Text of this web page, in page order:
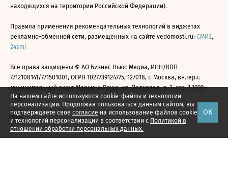
На нашем сайте используются cookie-файлы и технологии
персонализации. Продолжая пользоваться данным сайтом, вы
подтверждаете свое согласие на использование файлов cookie
и технологий персонализации в соответствии с Политикой в
отношении обработки персональных данных.
ОК
находящихся на территории Российской Федерации).
Правила применения рекомендательных технологий в виджетах
рекламно-обменной сети, размещенных на сайте vedomosti.ru: СМИ2,
24smi
Все права защищены © АО Бизнес Ньюс Медиа, ИНН/КПП
7712108141/771501001, ОГРН 1027739124775, 127018, г. Москва, вн.тер.г.
муниципальный округ Марьина Роща, ул. Полковая, д. 3, стр. 1 1999—
2026